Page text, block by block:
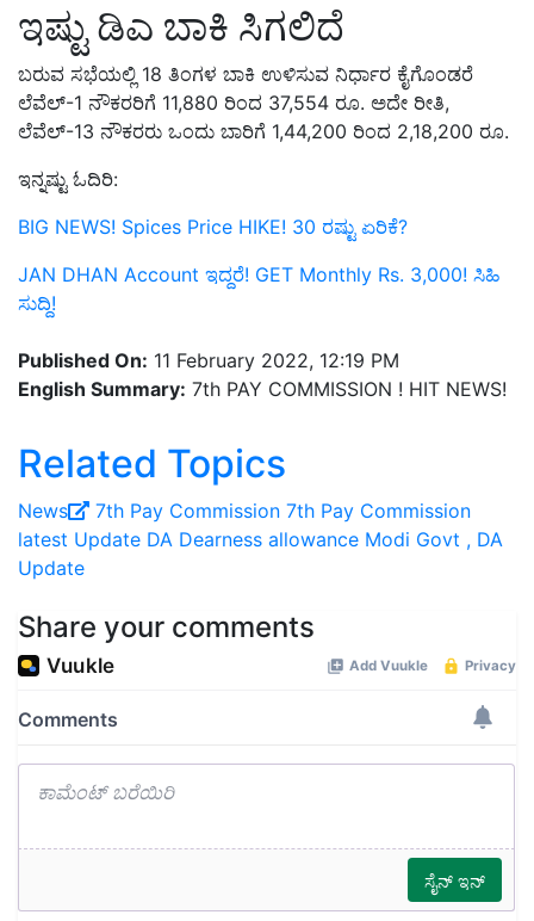
ಇಷ್ಟು ಡಿಎ ಬಾಕಿ ಸಿಗಲಿದೆ
ಬರುವ ಸಭೆಯಲ್ಲಿ 18 ತಿಂಗಳ ಬಾಕಿ ಉಳಿಸುವ ನಿರ್ಧಾರ ಕೈಗೊಂಡರೆ
ಲೆವೆಲ್-1 ನೌಕರರಿಗೆ 11,880 ರಿಂದ 37,554 ರೂ. ಅದೇ ರೀತಿ,
ಲೆವೆಲ್-13 ನೌಕರರು ಒಂದು ಬಾರಿಗೆ 1,44,200 ರಿಂದ 2,18,200 ರೂ.
ಇನ್ನಷ್ಟು ಓದಿರಿ:
BIG NEWS! Spices Price HIKE! 30 ರಷ್ಟು ಏರಿಕೆ?
JAN DHAN Account ಇದ್ದರೆ! GET Monthly Rs. 3,000! ಸಿಹಿ
ಸುದ್ದಿ!
Published On: 11 February 2022, 12:19 PM
English Summary: 7th PAY COMMISSION ! HIT NEWS!
Related Topics
News 7th Pay Commission 7th Pay Commission
latest Update DA Dearness allowance Modi Govt , DA
Update
Share your comments